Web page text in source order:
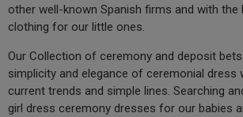
other well-known Spanish firms and with the
clothing for our little ones.
Our Collection of ceremony and deposit
simplicity and elegance of ceremonial dress
current trends and simple lines. Searching
girl dress ceremony dresses for our babies